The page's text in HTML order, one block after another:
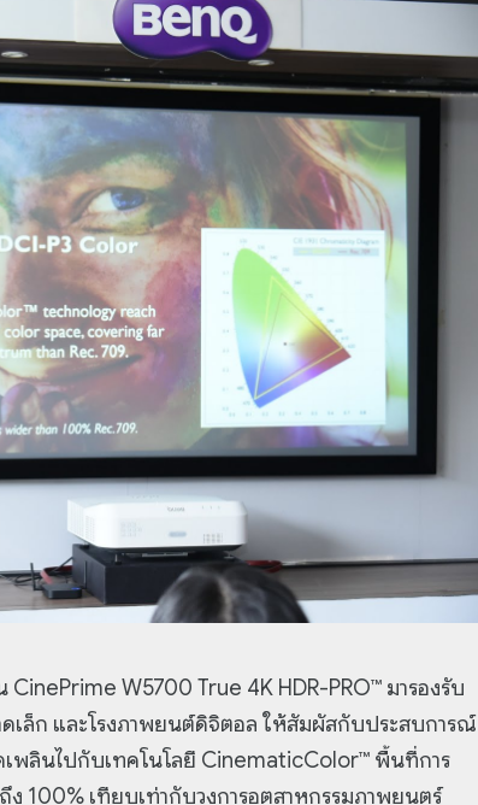
W5700 True 4K HDR-PRO™ มารองรับ
เล็ก และโรงภาพยนต์ดิจิตอล ให้สัมผัสกับประสบการณ์
พลินไปกับเทคโนโลยี CinematicColor™ พื้นที่การ
100% เทียบเท่ากับวงการอุตสาหกรรมภาพยนตร์